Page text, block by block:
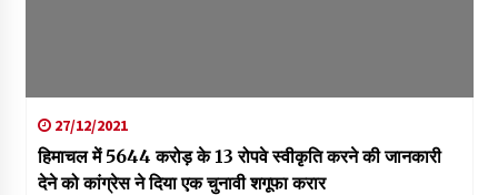
27/12/2021
हिमाचल में 5644 करोड़ के 13 रोपवे स्वीकृति करने की जानकारी
देने को कांग्रेस ने दिया एक चुनावी शगूफा करार